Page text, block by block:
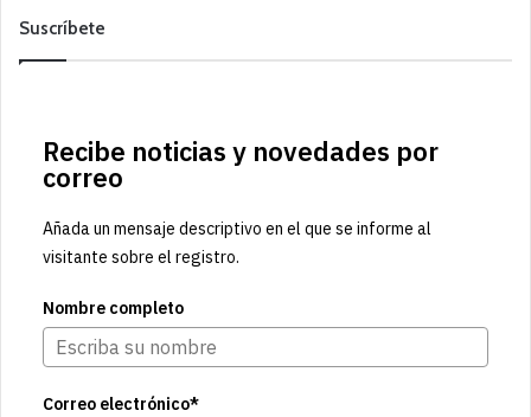
Suscríbete
Recibe noticias y novedades por
correo
Añada un mensaje descriptivo en el que se informe al
visitante sobre el registro.
Nombre completo
Correo electrónico*